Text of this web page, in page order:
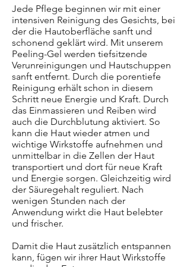
Jede Pflege beginnen wir mit einer
intensiven Reinigung des Gesichts, bei
der die Hautoberfläche sanft und
schonend geklärt wird. Mit unserem
Peeling-Gel werden tiefsitzende
Verunreinigungen und Hautschuppen
sanft entfernt. Durch die porentiefe
Reinigung erhält schon in diesem
Schritt neue Energie und Kraft. Durch
das Einmassieren und Reiben wird
auch die Durchblutung aktiviert. So
kann die Haut wieder atmen und
wichtige Wirkstoffe aufnehmen und
unmittelbar in die Zellen der Haut
transportiert und dort für neue Kraft
und Energie sorgen. Gleichzeitig wird
der Säuregehalt reguliert. Nach
wenigen Stunden nach der
Anwendung wirkt die Haut belebter
und frischer.
Damit die Haut zusätzlich entspannen
kann, fügen wir ihrer Haut Wirkstoffe